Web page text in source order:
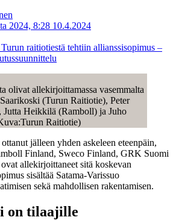
2024, 8:28 10.4.2024
raitiotiestä tehtiin allianssisopimus –
olivat allekirjoittamassa vasemmalta
(Turun Raitiotie), Peter
Heikkilä (Ramboll) ja Juho
Raitiotie)
jälleen yhden askeleen eteenpäin,
Finland, Sweco Finland, GRK Suomi
allekirjoittaneet sitä koskevan
sisältää Satama-Varissuo
sekä mahdollisen rakentamisen.
on tilaajille